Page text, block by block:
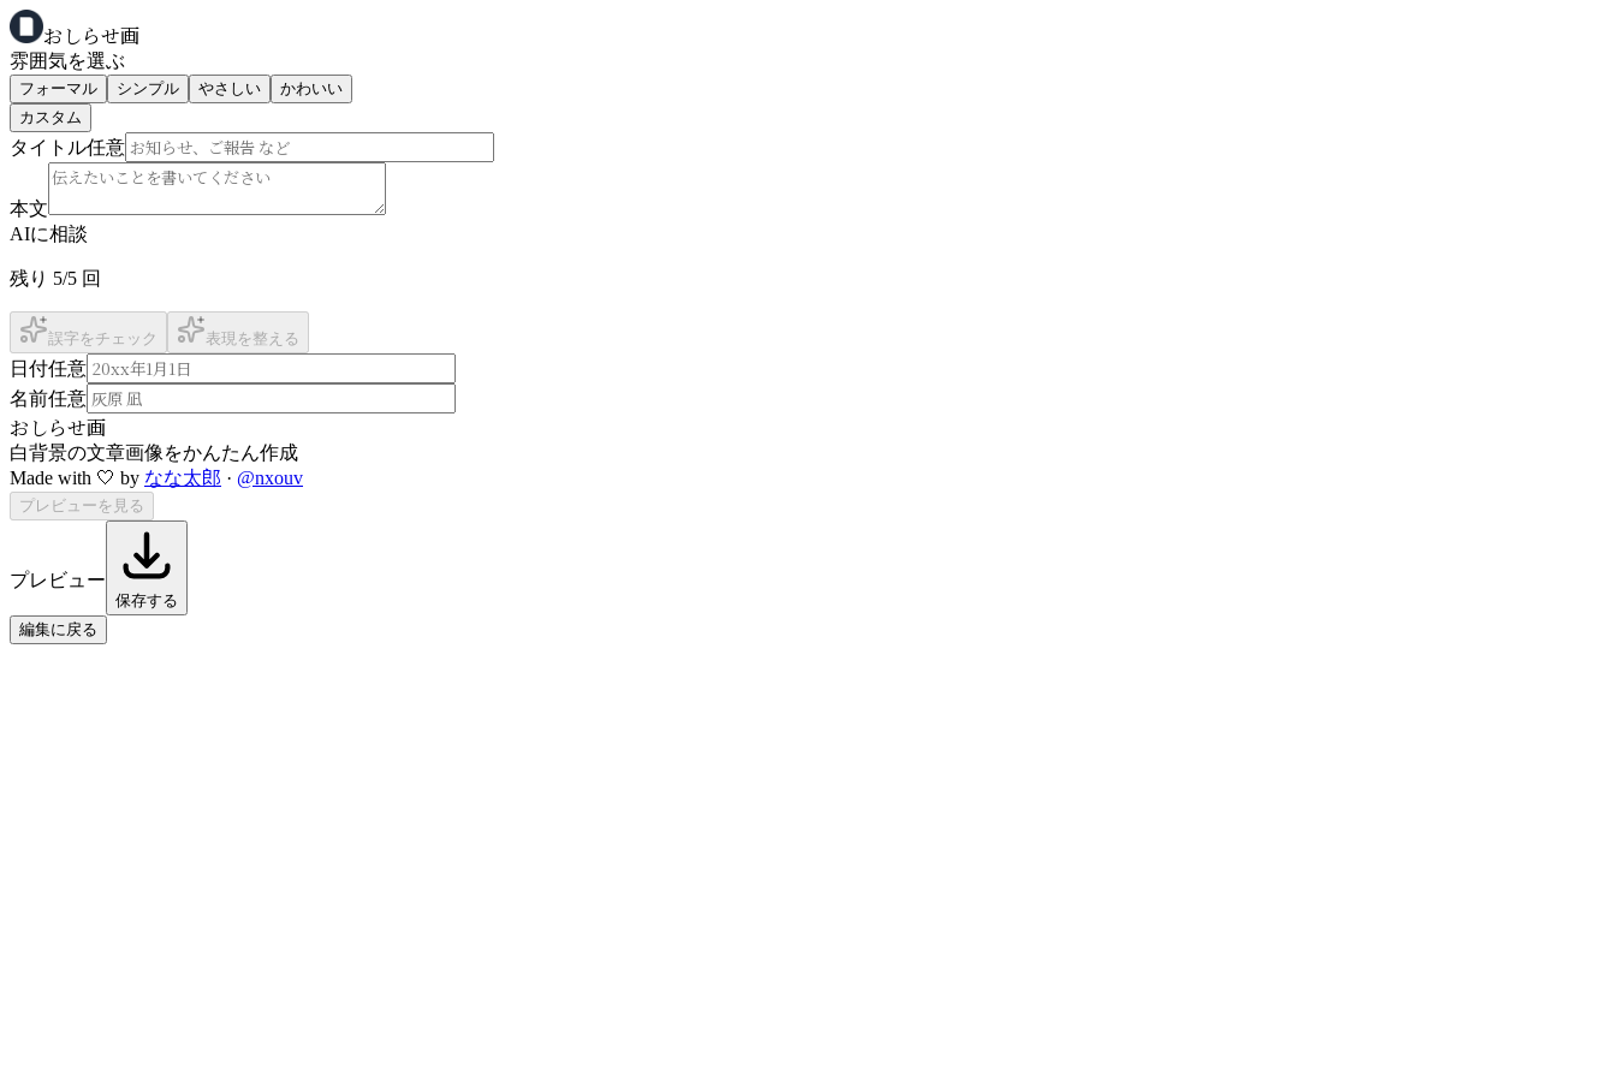
おしらせ画
雰囲気を選ぶ
フォーマル シンプル やさしい
かわいい
カスタム
タイトル任意
本文
AIに相談
残り 5/5 回
誤字をチェック 表現を整える
日付任意
名前任意
おしらせ画
白背景の文章画像をかんたん作成
Made with 🤍 by なな太郎 · @nxouv
プレビューを見る
プレビュー
保存する
編集に戻る